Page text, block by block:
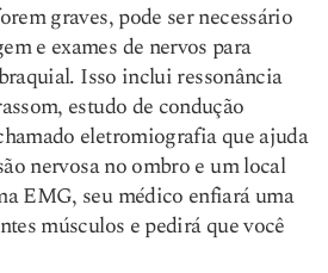
graves, pode ser necessário
e exames de nervos para
Isso inclui ressonância
estudo de condução
eletromiografia que ajuda
nervosa no ombro e um local
EMG, seu médico enfiará uma
músculos e pedirá que você